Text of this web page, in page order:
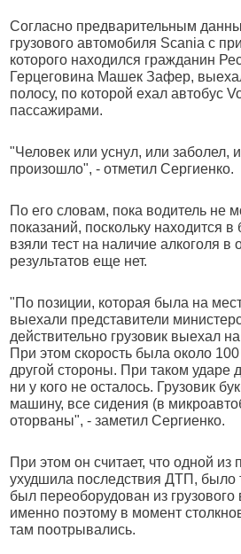
Согласно предварительным
грузового автомобиля Scania с
которого находился гражданин
Герцеговина Машек Зафер,
полосу, по которой ехал автобус
пассажирами.
"Человек или уснул, или заболел,
произошло", - отметил Сергиенко.
По его словам, пока водитель не
показаний, поскольку находится
взяли тест на наличие алкоголя в
результатов еще нет.
"По позиции, которая была на
выехали представители
действительно грузовик выехал
При этом скорость была около
другой стороны. При таком ударе
ни у кого не осталось. Грузовик
машину, все сидения (в
оторваны", - заметил Сергиенко.
При этом он считает, что одной из
ухудшила последствия ДТП, было
был переоборудован из грузового
именно поэтому в момент
там поотрывались.